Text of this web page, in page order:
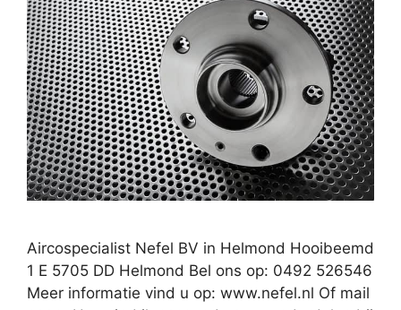
Aircospecialist Nefel BV in Helmond Hooibeemd
1 E 5705 DD Helmond Bel ons op: 0492 526546
Meer informatie vind u op: www.nefel.nl Of mail